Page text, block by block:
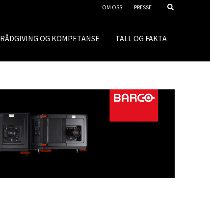
OM OSS PRESSE
RÅDGIVING OG KOMPETANSE TALL OG FAKTA